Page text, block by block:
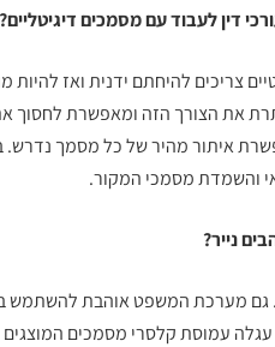
דין לעבוד עם מסמכים דיגיטליים?
צריכים להיחתם ידנית ואז
את הצורך הזה ומאפשרת
איתור מהיר של כל מסמך נדרש.
והשמדת מסמכי המקור.
נייר?
גם מערכת המשפט אוהבת להשתמש
עמוסת קלסרי מסמכים המוצגים